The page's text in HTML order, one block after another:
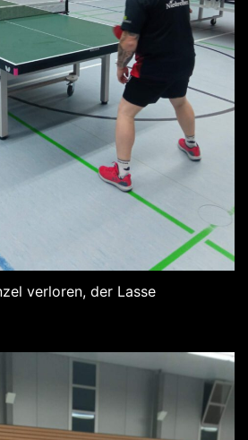
verloren, der Lasse